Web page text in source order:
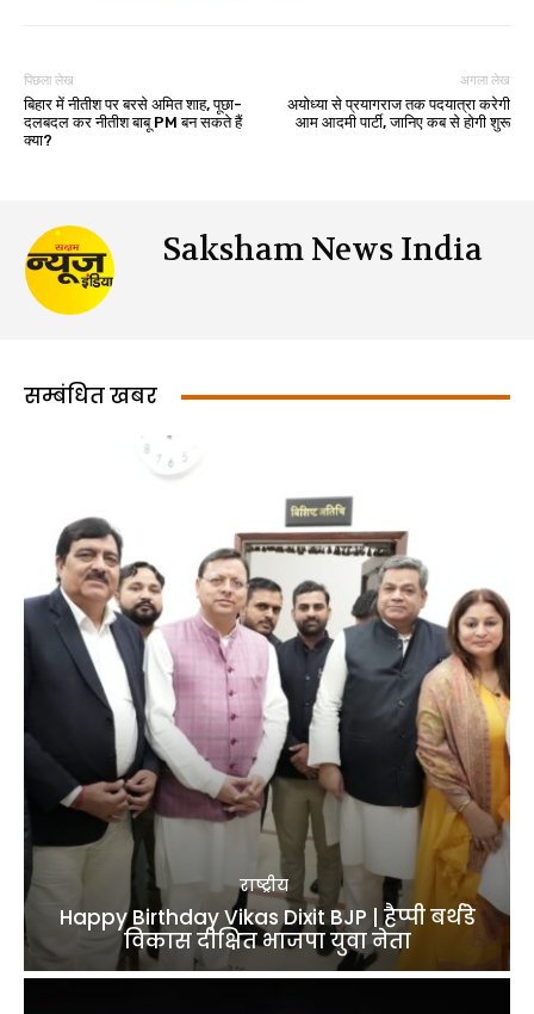
पिछला लेख
बिहार में नीतीश पर बरसे अमित शाह, पूछा-
दलबदल कर नीतीश बाबू PM बन सकते हैं
क्या?
अगला लेख
अयोध्या से प्रयागराज तक पदयात्रा करेगी
आम आदमी पार्टी, जानिए कब से होगी शुरू
Saksham News India
सम्बंधित खबर
राष्ट्रीय
Happy Birthday Vikas Dixit BJP | हैप्पी बर्थडे
विकास दीक्षित भाजपा युवा नेता